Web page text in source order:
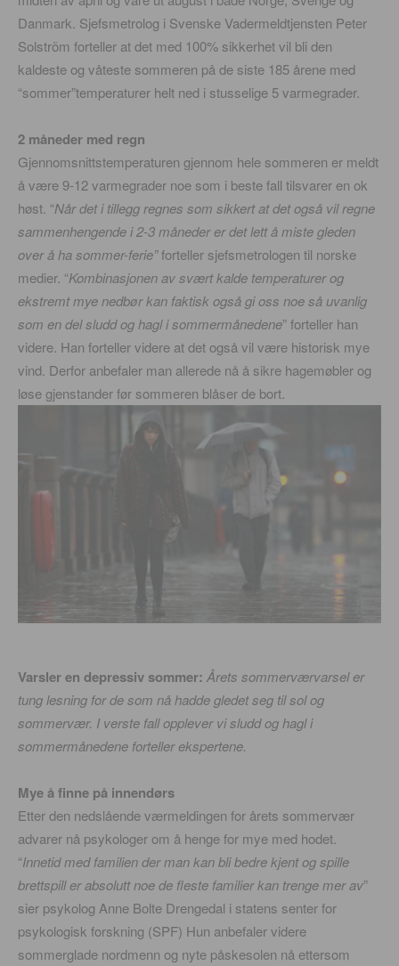
Danmark. Sjefsmetrolog i Svenske Vadermeldtjensten Peter
Solstrõm forteller at det med 100% sikkerhet vil bli den
kaldeste og våteste sommeren på de siste 185 årene med
“sommer”temperaturer helt ned i stusselige 5 varmegrader.
2 måneder med regn
Gjennomsnittstemperaturen gjennom hele sommeren er meldt
å være 9-12 varmegrader noe som i beste fall tilsvarer en ok
høst. “Når det i tillegg regnes som sikkert at det også vil regne
sammenhengende i 2-3 måneder er det lett å miste gleden
over å ha sommer-ferie”forteller sjefsmetrologen til norske
medier. “Kombinasjonen av svært kalde temperaturer og
ekstremt mye nedbør kan faktisk også gi oss noe så uvanlig
som en del sludd og hagl i sommermånedene” forteller han
videre. Han forteller videre at det også vil være historisk mye
vind. Derfor anbefaler man allerede nå å sikre hagemøbler og
løse gjenstander før sommeren blåser de bort.
Varsler en depressiv sommer: Årets sommerværvarsel er
tung lesning for de som nå hadde gledet seg til sol og
sommervær. I verste fall opplever vi sludd og hagl i
sommermånedene forteller ekspertene.
Mye å finne på innendørs
Etter den nedslående værmeldingen for årets sommervær
advarer nå psykologer om å henge for mye med hodet.
“Innetid med familien der man kan bli bedre kjent og spille
brettspill er absolutt noe de fleste familier kan trenge mer av”
sier psykolog Anne Bolte Drengedal i statens senter for
psykologisk forskning (SPF) Hun anbefaler videre
sommerglade nordmenn og nyte påskesolen nå ettersom